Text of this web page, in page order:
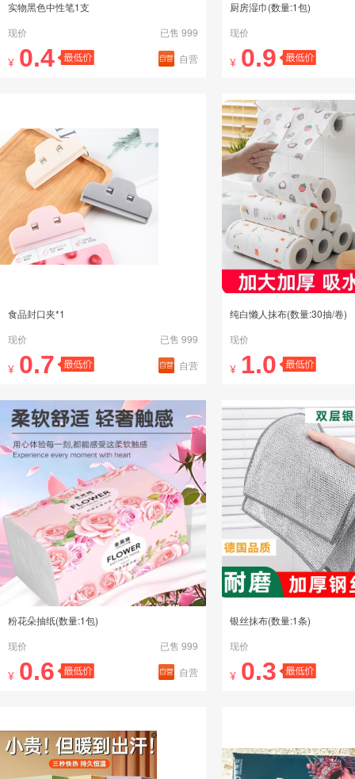
实物黑色中性笔1支
现价
已售 999
¥ 0.4 自营
厨房湿巾(数量:1包)
现价
¥ 0.9
食品封口夹*1
现价
已售 999
¥ 0.7 自营
纯白懒人抹布(数量:30抽/卷)
现价
¥ 1.0
粉花朵抽纸(数量:1包)
现价
已售 999
¥ 0.6 自营
银丝抹布(数量:1条)
现价
¥ 0.3